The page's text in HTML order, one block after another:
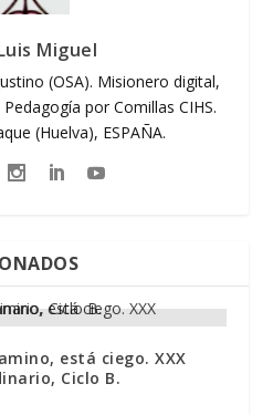
Miguel
(OSA). Misionero digital,
por Comillas CIHS.
(Huelva), ESPAÑA.
está ciego. XXX
Ciclo B.